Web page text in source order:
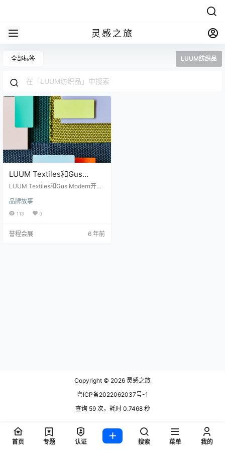
灵感之旅
全部标签 LUUM纺织品
LUUM Textiles和Gus
Modern揭幕就职家具合作
LUUM Textiles和Gus Modern开展
fax椅子和Porter茶几，采用了该公
司Focus Focus系列中Luum Knurl
计，质地夸张，由一排排粗大的涤
品牌故事
113 0
誉程会展 6 年前
Copyright © 2026 灵感之旅
粤ICP备2022062037号-1
查询 59 次，耗时 0.7468 秒
首页 专题 认证 搜索 菜单 我的